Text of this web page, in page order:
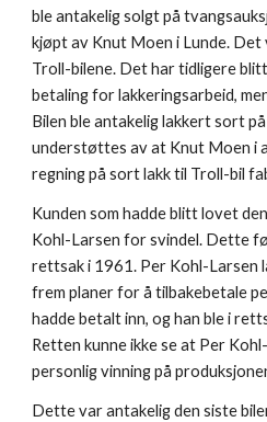
ble antakelig solgt på
kjøpt av Knut Moen i Lunde. Det
Troll-bilene. Det har tidligere
betaling for lakkeringsarbeid,
Bilen ble antakelig lakkert sort
understøttes av at Knut Moen i
regning på sort lakk til Troll-bil
Kunden som hadde blitt lovet
Kohl-Larsen for svindel. Dette
rettsak i 1961. Per Kohl-Larsen
frem planer for å tilbakebetale
hadde betalt inn, og han ble i
Retten kunne ikke se at Per
personlig vinning på
Dette var antakelig den siste